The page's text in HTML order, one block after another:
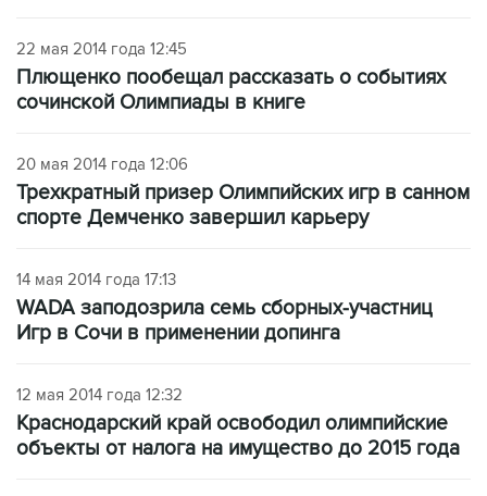
22 мая 2014 года 12:45
Плющенко пообещал рассказать о событиях
сочинской Олимпиады в книге
20 мая 2014 года 12:06
Трехкратный призер Олимпийских игр в санном
спорте Демченко завершил карьеру
14 мая 2014 года 17:13
WADA заподозрила семь сборных-участниц
Игр в Сочи в применении допинга
12 мая 2014 года 12:32
Краснодарский край освободил олимпийские
объекты от налога на имущество до 2015 года